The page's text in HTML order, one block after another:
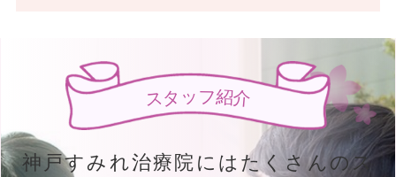
スタ ッフ紹介
神戸すみ れ治療院に は た く さんのス
あるの疑問・質問について
保険について